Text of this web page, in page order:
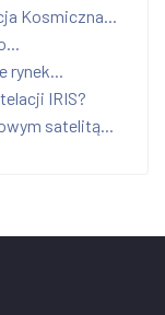
Kosmiczna...
rynek...
IRIS?
satelitą...